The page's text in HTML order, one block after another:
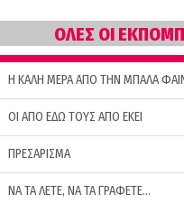
ΟΛΕΣ ΟΙ
H ΚΑΛΗ ΜΕΡΑ ΑΠΟ ΤΗΝ ΜΠΑΛΑ
ΟΙ ΑΠΟ ΕΔΩ ΤΟΥΣ ΑΠΟ ΕΚΕΙ
ΠΡΕΣΑΡΙΣΜΑ
ΝΑ ΤΑ ΛΕΤΕ, ΝΑ ΤΑ ΓΡΑΦΕΤΕ…